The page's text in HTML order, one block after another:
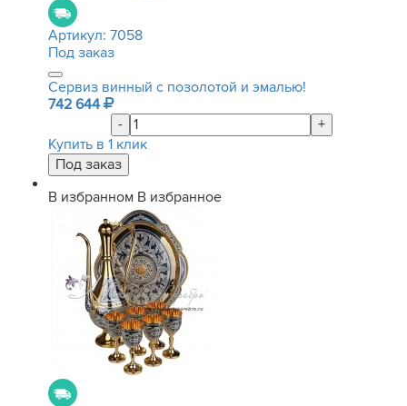
Артикул: 7058
Под заказ
Сервиз винный с позолотой и эмалью!
742 644
-
+
Купить в 1 клик
В избранном В избранное